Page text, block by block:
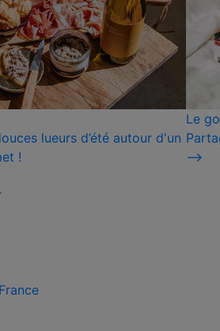
lueurs d’été autour d'un
!
Le
⟶